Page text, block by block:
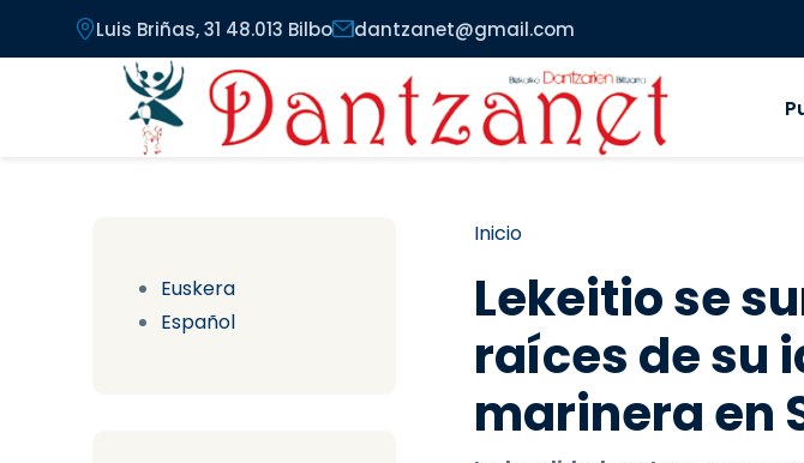
Pasar al contenido principal
Luis Briñas, 31 48.013 Bilbo dantzanet@gmail.com
Euskera
Español
Ruta de
Inicio
Lekeitio se
raíces de su
marinera en